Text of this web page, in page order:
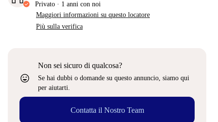
Privato · 1 anni con noi
Maggiori informazioni su questo locatore
Più sulla verifica
sentiment_very_satisfied
Non sei sicuro di qualcosa?
Se hai dubbi o domande su questo annuncio, siamo qui
per aiutarti.
Contatta il Nostro Team